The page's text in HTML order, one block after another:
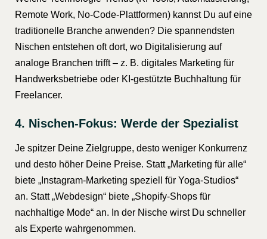
Remote Work, No-Code-Plattformen) kannst Du auf eine
traditionelle Branche anwenden? Die spannendsten
Nischen entstehen oft dort, wo Digitalisierung auf
analoge Branchen trifft – z. B. digitales Marketing für
Handwerksbetriebe oder KI-gestützte Buchhaltung für
Freelancer.
4. Nischen-Fokus: Werde der Spezialist
Je spitzer Deine Zielgruppe, desto weniger Konkurrenz
und desto höher Deine Preise. Statt „Marketing für alle“
biete „Instagram-Marketing speziell für Yoga-Studios“
an. Statt „Webdesign“ biete „Shopify-Shops für
nachhaltige Mode“ an. In der Nische wirst Du schneller
als Experte wahrgenommen.